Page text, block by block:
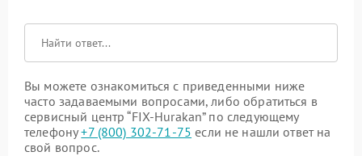
Вы можете ознакомиться с приведенными ниже
часто задаваемыми вопросами, либо обратиться в
сервисный центр “FIX-Hurakan” по следующему
телефону+7 (800) 302-71-75 если не нашли ответ на
свой вопрос.